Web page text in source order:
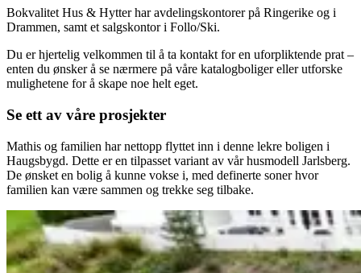
Bokvalitet Hus & Hytter har avdelingskontorer på Ringerike og i
Drammen, samt et salgskontor i Follo/Ski.
Du er hjertelig velkommen til å ta kontakt for en uforpliktende prat –
enten du ønsker å se nærmere på våre katalogboliger eller utforske
mulighetene for å skape noe helt eget.
Se ett av våre prosjekter
Mathis og familien har nettopp flyttet inn i denne lekre boligen i
Haugsbygd. Dette er en tilpasset variant av vår husmodell Jarlsberg.
De ønsket en bolig å kunne vokse i, med definerte soner hvor
familien kan være sammen og trekke seg tilbake.